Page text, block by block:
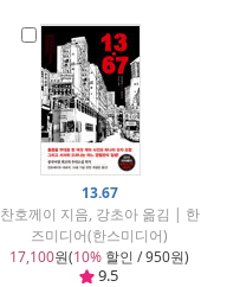
13.67
찬호께이 지음, 강초아 옮김 | 한
즈미디어(한스미디어)
17,100원(10% 할인 / 950원)
9.5